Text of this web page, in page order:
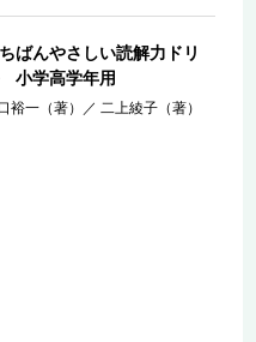
ばんやさしい読解力ドリ
小学高学年用
裕一（著） ／二上綾子（著）